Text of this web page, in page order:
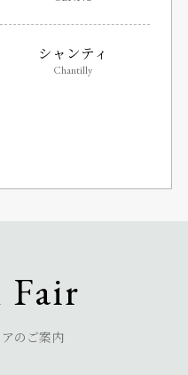
GENNU